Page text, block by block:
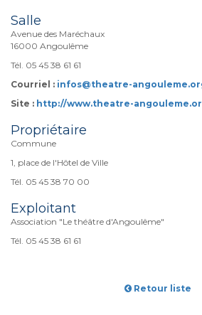
Salle
Avenue des Maréchaux
16000 Angoulême
Tél. 05 45 38 61 61
Courriel : infos@theatre-
Site : http://www.theatre-
Propriétaire
Commune
1, place de l'Hôtel de Ville
Tél. 05 45 38 70 00
Exploitant
Association "Le théâtre d'Angoulême"
Tél. 05 45 38 61 61
Retour liste